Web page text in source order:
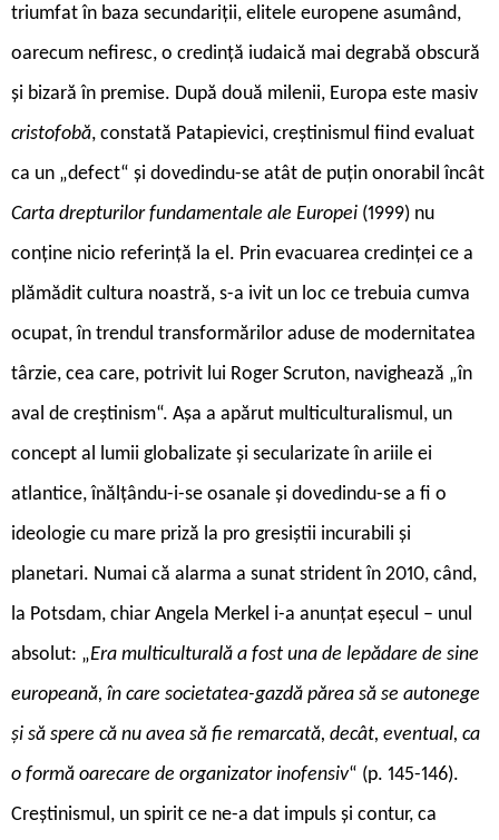
triumfat în baza secundariții, elitele europene asumând,
oarecum nefiresc, o credință iudaică mai degrabă obscură
și bizară în premise. După două milenii, Europa este masiv
cristofobă, constată Patapievici, creștinismul fiind evaluat
ca un „defect“ și dovedindu-se atât de puțin onorabil încât
Carta drepturilor fundamentale ale Europei (1999) nu
conține nicio referință la el. Prin evacuarea credinței ce a
plămădit cultura noastră, s-a ivit un loc ce trebuia cumva
ocupat, în trendul transformărilor aduse de modernitatea
târzie, cea care, potrivit lui Roger Scruton, navighează „în
aval de creștinism“. Așa a apărut multiculturalismul, un
concept al lumii globalizate și secularizate în ariile ei
atlantice, înălțându-i-se osanale și dovedindu-se a fi o
ideologie cu mare priză la pro gresiștii incurabili și
planetari. Numai că alarma a sunat strident în 2010, când,
la Potsdam, chiar Angela Merkel i-a anunțat eșecul – unul
absolut: „Era multiculturală a fost una de lepădare de sine
europeană, în care societatea-gazdă părea să se autonege
și să spere că nu avea să fie remarcată, decât, eventual, ca
o formă oarecare de organizator inofensiv“ (p. 145-146).
Creștinismul, un spirit ce ne-a dat impuls și contur, ca